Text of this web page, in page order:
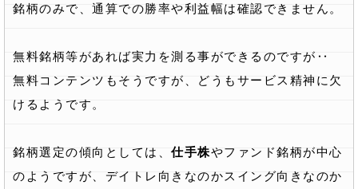
銘柄のみで、通算での勝率や利益幅は確認できません。
無料銘柄等があれば実力を測る事ができるのですが‥
無料コンテンツもそうですが、どうもサービス精神に欠
けるようです。
銘柄選定の傾向としては、 仕手株やファンド銘柄が中心
のようですが、デイトレ向きなのかスイング向きなのか